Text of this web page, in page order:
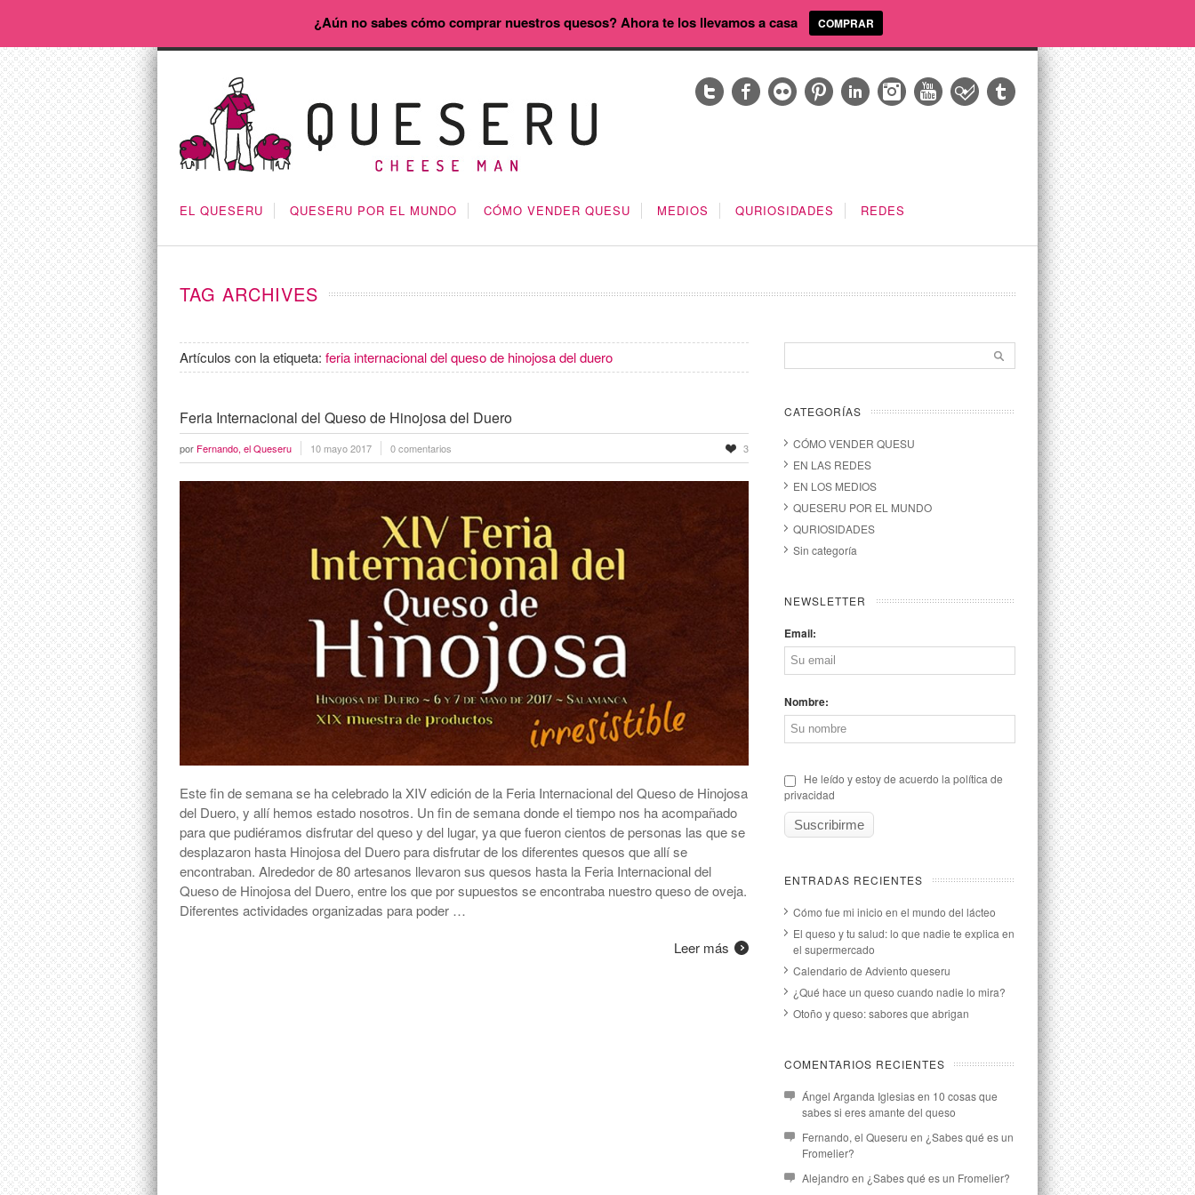
EL QUESERU QUESERU POR EL MUNDO CÓMO VENDER QUESU MEDIOS QURIOSIDADES REDES
TAG ARCHIVES
Artículos con la etiqueta: feria internacional del queso de hinojosa del duero
Feria Internacional del Queso de Hinojosa del Duero
por Fernando, el Queseru 10 mayo 2017 0 comentarios 3
Este fin de semana se ha celebrado la XIV edición de la Feria Internacional del Queso de Hinojosa
del Duero, y allí hemos estado nosotros. Un fin de semana donde el tiempo nos ha acompañado
para que pudiéramos disfrutar del queso y del lugar, ya que fueron cientos de personas las que se
desplazaron hasta Hinojosa del Duero para disfrutar de los diferentes quesos que allí se
encontraban. Alrededor de 80 artesanos llevaron sus quesos hasta la Feria Internacional del
Queso de Hinojosa del Duero, entre los que por supuestos se encontraba nuestro queso de oveja.
Diferentes actividades organizadas para poder …
Leer más
CATEGORÍAS
CÓMO VENDER QUESU
EN LAS REDES
EN LOS MEDIOS
QUESERU POR EL MUNDO
QURIOSIDADES
Sin categoría
NEWSLETTER
Email:
Nombre:
He leído y estoy de acuerdo la política de
privacidad
ENTRADAS RECIENTES
Cómo fue mi inicio en el mundo del lácteo
El queso y tu salud: lo que nadie te explica en
el supermercado
Calendario de Adviento queseru
¿Qué hace un queso cuando nadie lo mira?
Otoño y queso: sabores que abrigan
COMENTARIOS RECIENTES
Ángel Arganda Iglesiasen 10 cosas que
sabes si eres amante del queso
Fernando, el Queseru en ¿Sabes qué es un
Fromelier?
Alejandro en ¿Sabes qué es un Fromelier?
¿Aún no sabes cómo comprar nuestros quesos? Ahora te los llevamos a casa COMPRAR